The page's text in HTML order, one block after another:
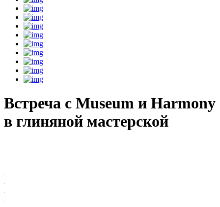
Встреча с Museum и Harmony
в глиняной мастерской